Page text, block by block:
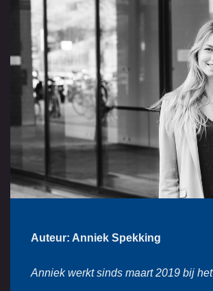
Auteur: Anniek Spekking
Anniek werkt sinds maart 2019 bij het